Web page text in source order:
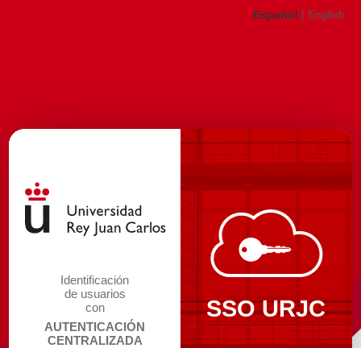
Español | English
Identificación
de usuarios
con
AUTENTICACIÓN
CENTRALIZADA
SSO URJC